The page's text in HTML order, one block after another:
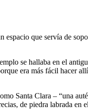
que servía de
se hallaba en el
era más fácil hacer
Santa Clara – “una
de piedra labrada en